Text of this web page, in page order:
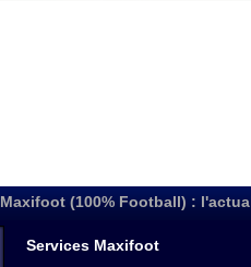
Maxifoot (100% Football) :
Services Maxifoot